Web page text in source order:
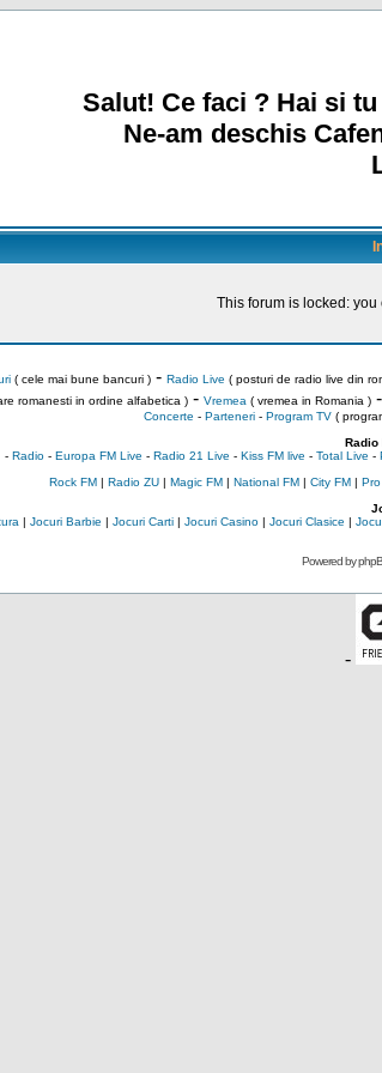
Salut! Ce faci ? Hai si
Ne-am deschis
This forum is locked:
( cele mai bune bancuri )- Radio Live ( posturi de radio live din
romanesti in ordine alfabetica )- Vremea ( vremea in Romania )-
Concerte - Parteneri- Program TV(
Radio
- Radio- Europa FM Live - Radio 21 Live - Kiss FM live - Total Live -
Rock FM| Radio ZU| Magic FM| National FM| City FM|
| Jocuri Barbie | Jocuri Carti| Jocuri Casino| Jocuri Clasice |
Powered by
-